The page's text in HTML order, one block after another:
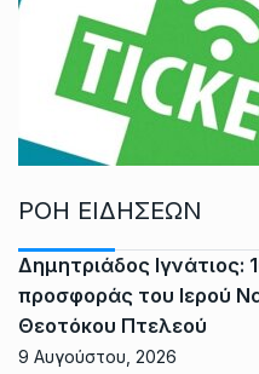
ΡΟΗ ΕΙΔΗΣΕΩΝ
Δημητριάδος Ιγνάτιος:
προσφοράς του Ιερού
Θεοτόκου Πτελεού
9 Αυγούστου, 2026